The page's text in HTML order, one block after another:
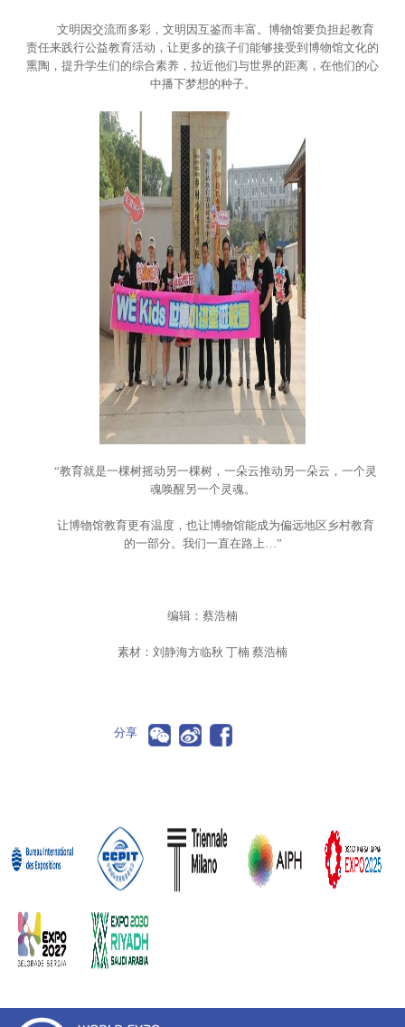
文明因交流而多彩，文明因互鉴而丰富。博物馆要负担起教育
责任来践行公益教育活动，让更多的孩子们能够接受到博物馆文化的
熏陶，提升学生们的综合素养，拉近他们与世界的距离，在他们的心
中播下梦想的种子。
“教育就是一棵树摇动另一棵树，一朵云推动另一朵云，一个灵
魂唤醒另一个灵魂。
让博物馆教育更有温度，也让博物馆能成为偏远地区乡村教育
的一部分。我们一直在路上…”
编辑：蔡浩楠
素材：刘静海方临秋 丁楠 蔡浩楠
分享